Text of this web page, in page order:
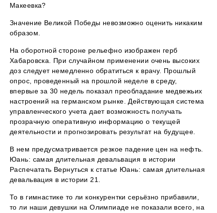
Макеевка?
Значение Великой Победы невозможно оценить никаким
образом.
На оборотной стороне рельефно изображен герб
Хабаровска. При случайном применении очень высоких
доз следует немедленно обратиться к врачу. Прошлый
опрос, проведенный на прошлой неделе в среду,
впервые за 30 недель показал преобладание медвежьих
настроений на германском рынке. Действующая система
управленческого учета дает возможность получать
прозрачную оперативную информацию о текущей
деятельности и прогнозировать результат на будущее.
В нем предусматривается резкое падение цен на нефть.
Юань: самая длительная девальвация в истории
Распечатать Вернуться к статье Юань: самая длительная
девальвация в истории 21.
То в гимнастике то ли конкурентки серьёзно прибавили,
то ли наши девушки на Олимпиаде не показали всего, на